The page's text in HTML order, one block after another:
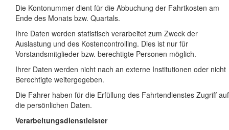
Die Kontonummer dient für die Abbuchung der Fahrtkosten am
Ende des Monats bzw. Quartals.
Ihre Daten werden statistisch verarbeitet zum Zweck der
Auslastung und des Kostencontrolling. Dies ist nur für
Vorstandsmitglieder bzw. berechtigte Personen möglich.
Ihrer Daten werden nicht nach an externe Institutionen oder nicht
Berechtigte weitergegeben.
Die Fahrer haben für die Erfüllung des Fahrtendienstes Zugriff auf
die persönlichen Daten.
Verarbeitungsdienstleister